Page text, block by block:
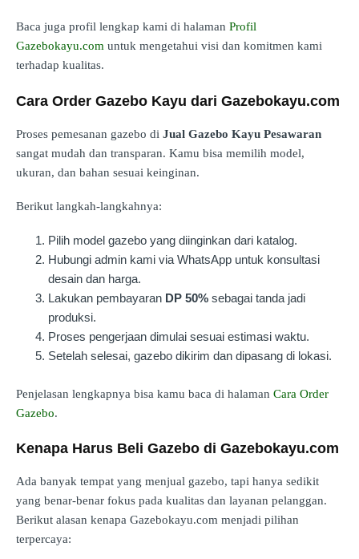
Baca juga profil lengkap kami di halaman Profil
Gazebokayu.com untuk mengetahui visi dan komitmen kami
terhadap kualitas.
Cara Order Gazebo Kayu dari Gazebokayu.com
Proses pemesanan gazebo di Jual Gazebo Kayu Pesawaran
sangat mudah dan transparan. Kamu bisa memilih model,
ukuran, dan bahan sesuai keinginan.
Berikut langkah-langkahnya:
Pilih model gazebo yang diinginkan dari katalog.
Hubungi admin kami via WhatsApp untuk konsultasi
desain dan harga.
Lakukan pembayaran DP 50% sebagai tanda jadi
produksi.
Proses pengerjaan dimulai sesuai estimasi waktu.
Setelah selesai, gazebo dikirim dan dipasang di lokasi.
Penjelasan lengkapnya bisa kamu baca di halaman Cara Order
Gazebo.
Kenapa Harus Beli Gazebo di Gazebokayu.com
Ada banyak tempat yang menjual gazebo, tapi hanya sedikit
yang benar-benar fokus pada kualitas dan layanan pelanggan.
Berikut alasan kenapa Gazebokayu.com menjadi pilihan
terpercaya: